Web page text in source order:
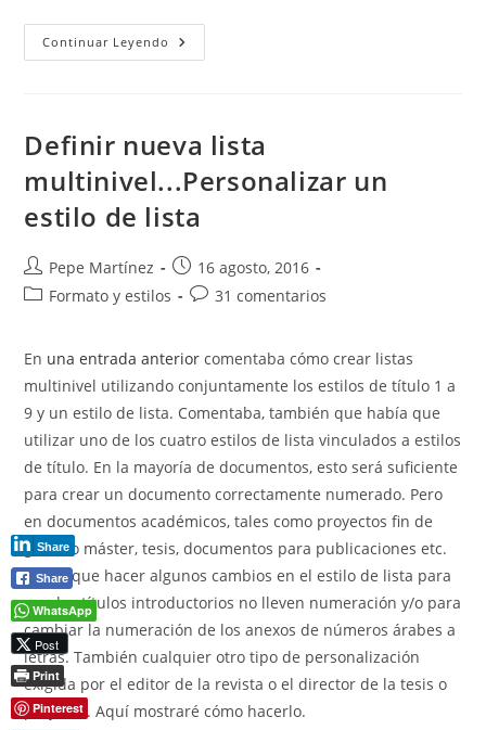
Continuar Leyendo Cambiar
Entre
Case
Definir nueva lista
multinivel...Personalizar un
estilo de lista
Autor
de
Pepe Martínez
Publicación
de
16 agosto, 2016
Categoría
entrada:
Formato y estilos
Comentarios
entrada:
31 comentarios
En una entrada anterior comentaba cómo crear listas
multinivel utilizando conjuntamente los estilos de título 1 a
9 y un estilo de lista. Comentaba, también que había que
utilizar uno de los cuatro estilos de lista vinculados a estilos
de título. En la mayoría de documentos, esto será suficiente
para crear un documento correctamente numerado. Pero
en documentos académicos, tales como proyectos fin de
grado o máster, tesis, documentos para publicaciones etc.
habrá que hacer algunos cambios en el estilo de lista para
que los títulos introductorios no lleven numeración y/o para
cambiar la numeración de los anexos de números árabes a
letras. También cualquier otro tipo de personalización
exigida por el editor de la revista o el director de la tesis o
proyecto. Aquí mostraré cómo hacerlo.
Share
Share
WhatsApp
Post
Print
Pinterest